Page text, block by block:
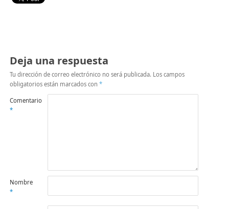
Deja una respuesta
Tu dirección de correo electrónico no será publicada. Los campos
obligatorios están marcados con *
Comentario
*
Nombre
*